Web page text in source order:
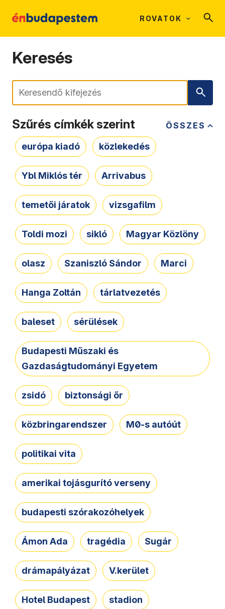
ROVATOK
Keresés
Keresés
ÖSSZES
Szűrés címkék szerint
európa kiadó közlekedés
Ybl Miklós tér Arrivabus
temetői járatok vizsgafilm
Toldi mozi sikló Magyar Közlöny
olasz Szaniszló Sándor Marci
Hanga Zoltán tárlatvezetés
baleset sérülések
Budapesti Műszaki és
Gazdaságtudományi Egyetem
zsidó biztonsági őr
közbringarendszer M0-s autóút
politikai vita
amerikai tojásgurító verseny
budapesti szórakozóhelyek
Ámon Ada tragédia Sugár
drámapályázat V.kerület
Hotel Budapest stadion